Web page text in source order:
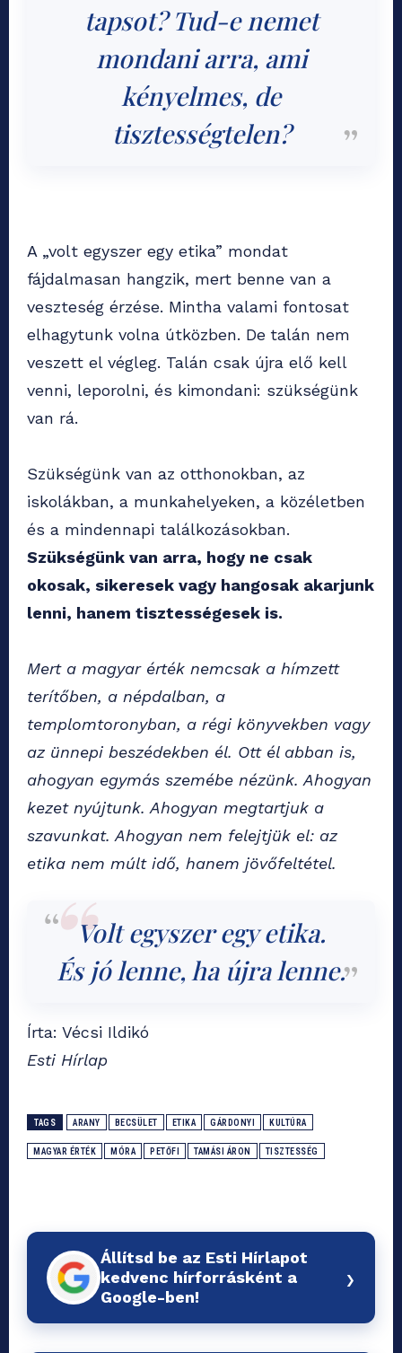
tapsot? Tud-e nemet
mondani arra, ami
kényelmes, de
tisztességtelen?
A „volt egyszer egy etika” mondat
fájdalmasan hangzik, mert benne van a
veszteség érzése. Mintha valami fontosat
elhagytunk volna útközben. De talán nem
veszett el végleg. Talán csak újra elő kell
venni, leporolni, és kimondani: szükségünk
van rá.
Szükségünk van az otthonokban, az
iskolákban, a munkahelyeken, a közéletben
és a mindennapi találkozásokban.
Szükségünk van arra, hogy ne csak
okosak, sikeresek vagy hangosak akarjunk
lenni, hanem tisztességesek is.
Mert a magyar érték nemcsak a hímzett
terítőben, a népdalban, a
templomtoronyban, a régi könyvekben vagy
az ünnepi beszédekben él. Ott él abban is,
ahogyan egymás szemébe nézünk. Ahogyan
kezet nyújtunk. Ahogyan megtartjuk a
szavunkat. Ahogyan nem felejtjük el: az
etika nem múlt idő, hanem jövőfeltétel.
Volt egyszer egy etika.
És jó lenne, ha újra lenne.
Írta: Vécsi Ildikó
Esti Hírlap
TAGS ARANY BECSÜLET ETIKA GÁRDONYI KULTÚRA
MAGYAR ÉRTÉK MÓRA PETŐFI TAMÁSI ÁRON TISZTESSÉG
Állítsd be az Esti Hírlapot
kedvenc hírforrásként a
Google-ben!
›